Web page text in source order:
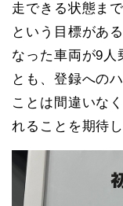
走できる状態ま
という目標があ
なった車両が9人
とも、登録への
ことは間違いな
れることを期待